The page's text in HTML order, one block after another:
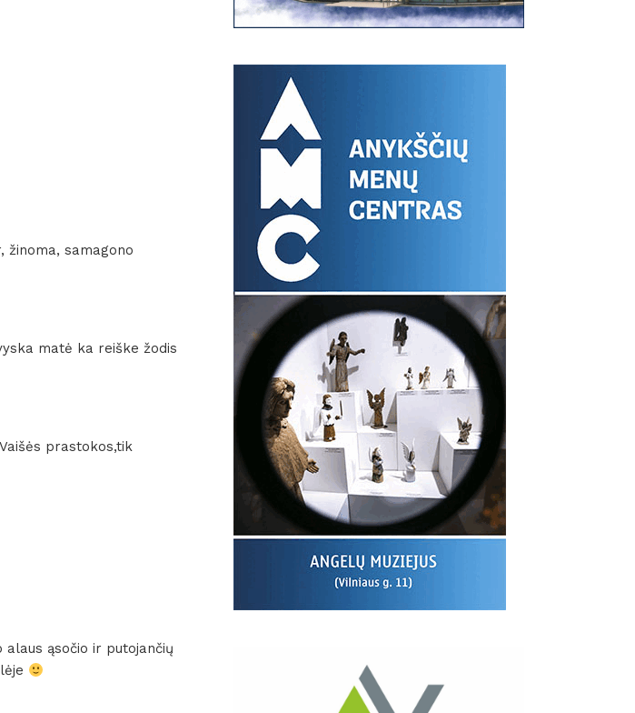
žinoma, samagono
matė ka reiške žodis
prastokos,tik
ąsočio ir putojančių